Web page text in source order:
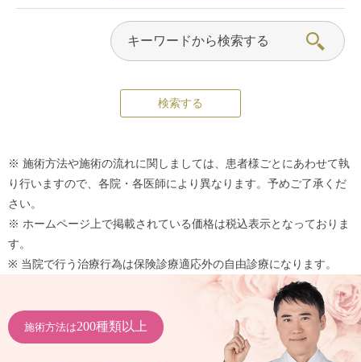
※ 施術方法や施術の流れに関しましては、患者様ごとにあわせて執
り行いますので、各院・各医師により異なります。予めご了承くだ
さい。
※ ホームページ上で掲載されている価格は税込表示となっておりま
す。
※ 当院で行う治療行為は保険診療適応外の自由診療になります。
施術方法は200種類以上